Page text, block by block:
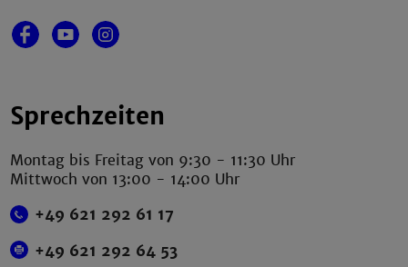
Sprechzeiten
Montag bis Freitag von 9:30 - 11:30 Uhr
Mittwoch von 13:00 - 14:00 Uhr
+49 621 292 61 17
+49 621 292 64 53